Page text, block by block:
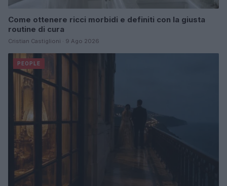
Come ottenere ricci morbidi e definiti con la giusta
routine di cura
Cristian Castiglioni · 9 Ago 2026
PEOPLE